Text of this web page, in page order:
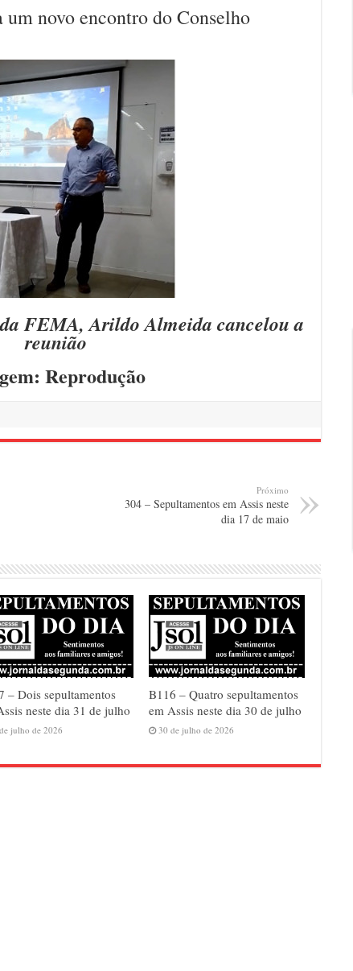
um novo encontro do Conselho
FEMA, Arildo Almeida cancelou a
reunião
Reprodução
Próximo
304 – Sepultamentos em Assis neste
dia 17 de maio
– Dois sepultamentos
neste dia 31 de julho
julho de 2026
B116 – Quatro sepultamentos
em Assis neste dia 30 de julho
30 de julho de 2026